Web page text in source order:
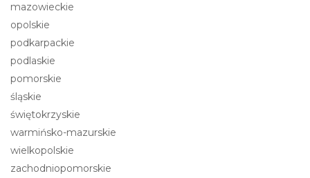
mazowieckie
opolskie
podkarpackie
podlaskie
pomorskie
śląskie
świętokrzyskie
warmińsko-mazurskie
wielkopolskie
zachodniopomorskie